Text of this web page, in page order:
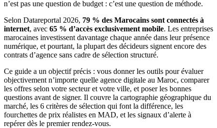
n’est pas une question de budget : c’est une question de méthode.
Selon Datareportal 2026, 79 % des Marocains sont connectés à
internet, avec 65 % d’accès exclusivement mobile. Les entreprises
marocaines investissent davantage chaque année dans leur présence
numérique, et pourtant, la plupart des décideurs signent encore des
contrats d’agence sans cadre de sélection structuré.
Ce guide a un objectif précis : vous donner les outils pour évaluer
objectivement n’importe quelle agence digitale au Maroc, comparer
les offres selon votre secteur et votre ville, et poser les bonnes
questions avant de signer. Il couvre la cartographie géographique du
marché, les 6 critères de sélection qui font la différence, les
fourchettes de prix réalistes en MAD, et les signaux d’alerte à
repérer dès le premier rendez-vous.